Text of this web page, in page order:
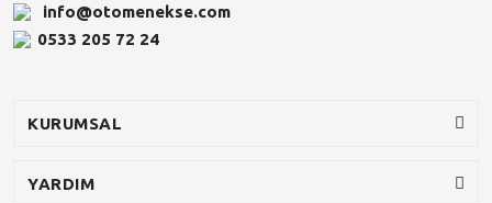
info@otomenekse.com
0533 205 72 24
KURUMSAL
YARDIM